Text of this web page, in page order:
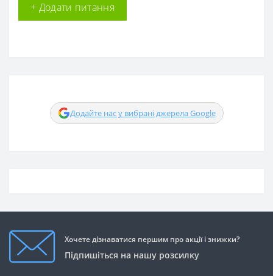
+ Додати питання
Додайте нас у вибрані джерела Google
Хочете дізнаватися першим про акції і знижки?
Підпишіться на нашу розсилку